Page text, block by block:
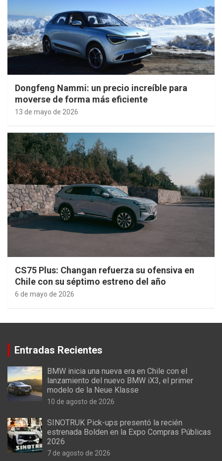
Dongfeng Nammi: un precio increíble para
moverse de forma más eficiente
13 de mayo de 2026
CS75 Plus: Changan refuerza su ofensiva en
Chile con su séptimo estreno del año
6 de mayo de 2026
Entradas Recientes
BMW inicia una nueva era en Chile con el
lanzamiento del nuevo BMW iX3, el primer
modelo de la Neue Klasse
10 de agosto de 2026
SINOTRUK Pick-ups presentó la recién
estrenada Bolden en la Expo Compras Públicas
2026
7 de agosto de 2026